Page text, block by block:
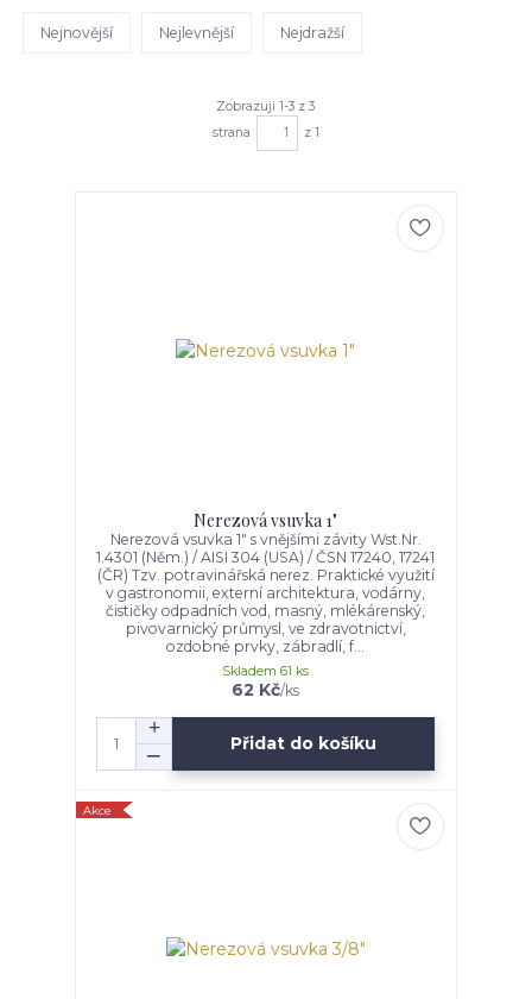
Nejnovější Nejlevnější Nejdražší
Zobrazuji 1-3 z 3
strana
z 1
Nerezová vsuvka 1"
Nerezová vsuvka 1" s vnějšími závity Wst.Nr.
1.4301 (Něm.) / AISI 304 (USA) / ČSN 17240, 17241
(ČR) Tzv. potravinářská nerez. Praktické využití
v gastronomii, externí architektura, vodárny,
čističky odpadních vod, masný, mlékárenský,
pivovarnický průmysl, ve zdravotnictví,
ozdobné prvky, zábradlí, f...
62 Kč/ks
Skladem 61 ks
Přidat do košíku
Akce